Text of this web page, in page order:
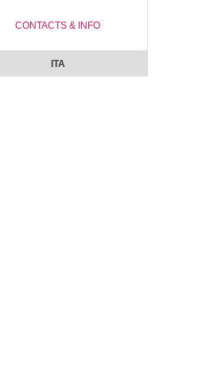
CONTACTS & INFO
ITA